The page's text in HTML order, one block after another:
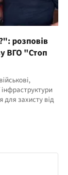
розповів
ВГО "Стоп
інфраструктури
захисту від